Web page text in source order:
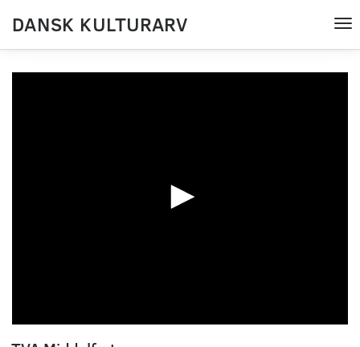
DANSK KULTURARV
seconds